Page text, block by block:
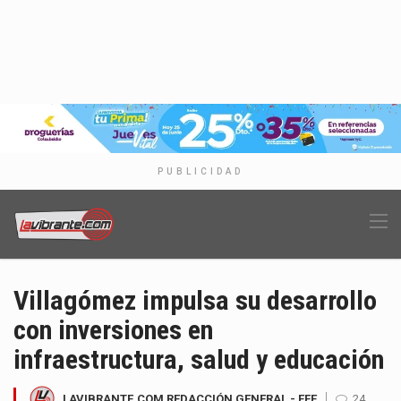
PUBLICIDAD
Villagómez impulsa su desarrollo
con inversiones en
infraestructura, salud y educación